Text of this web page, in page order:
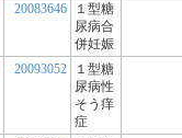
20083646
１型糖
尿病合
併妊娠
20093052
１型糖
尿病性
そう痒
症